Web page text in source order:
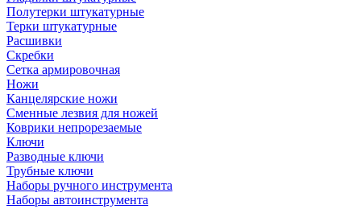
Полутерки штукатурные
Терки штукатурные
Расшивки
Скребки
Сетка армировочная
Ножи
Канцелярские ножи
Сменные лезвия для ножей
Коврики непрорезаемые
Ключи
Разводные ключи
Трубные ключи
Наборы ручного инструмента
Наборы автоинструмента